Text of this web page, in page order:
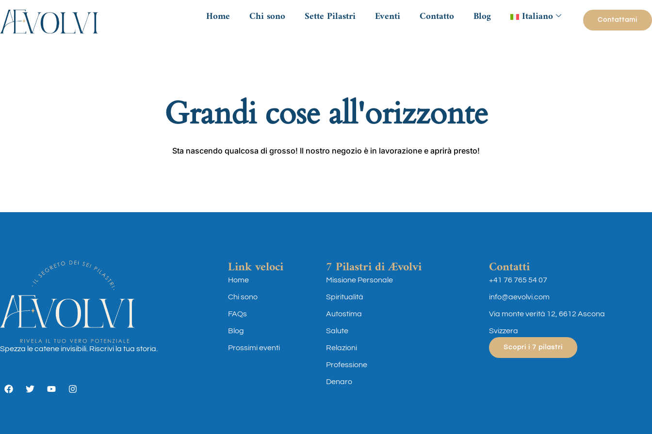
Home Chi sono Sette Pilastri Eventi Contatto Blog Italiano Contattami
Grandi cose all'orizzonte
Sta nascendo qualcosa di grosso! Il nostro negozio è in lavorazione e aprirà presto!
Spezza le catene invisibili. Riscrivi la tua storia.
Link veloci
Home
Chi sono
FAQs
Blog
Prossimi eventi
7 Pilastri di Ævolvi
Missione Personale
Spiritualità
Autostima
Salute
Relazioni
Professione
Denaro
Contatti
+41 76 765 54 07
info@aevolvi.com
Via monte verità 12, 6612 Ascona
Svizzera
Scopri i 7 pilastri